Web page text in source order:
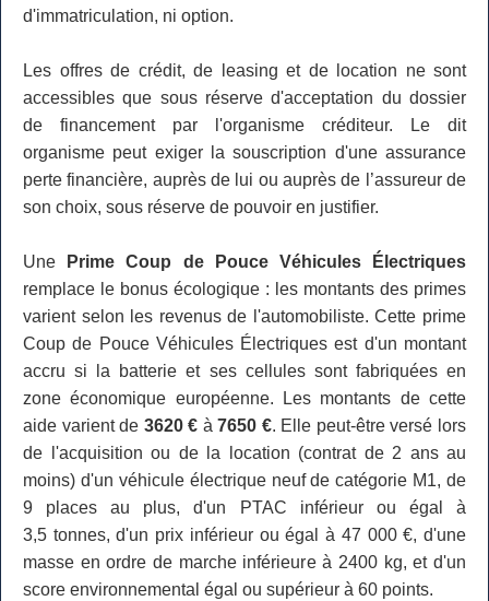
d'immatriculation, ni option.
Les offres de crédit, de leasing et de location ne sont
accessibles que sous réserve d'acceptation du dossier
de financement par l'organisme créditeur. Le dit
organisme peut exiger la souscription d'une assurance
perte financière, auprès de lui ou auprès de l’assureur de
son choix, sous réserve de pouvoir en justifier.
Une
Prime Coup de Pouce Véhicules Électriques
remplace le bonus écologique : les montants des primes
varient selon les revenus de l'automobiliste. Cette prime
Coup de Pouce Véhicules Électriques est d'un montant
accru si la batterie et ses cellules sont fabriquées en
zone économique européenne. Les montants de cette
aide varient de 3620 € à7650 €. Elle peut-être versé lors
de l'acquisition ou de la location (contrat de 2 ans au
moins) d'un véhicule électrique neuf de catégorie M1, de
9 places au plus, d'un PTAC inférieur ou égal à
3,5 tonnes, d'un prix inférieur ou égal à 47 000 €, d'une
masse en ordre de marche inférieure à 2400 kg, et d'un
score environnemental égal ou supérieur à 60 points.